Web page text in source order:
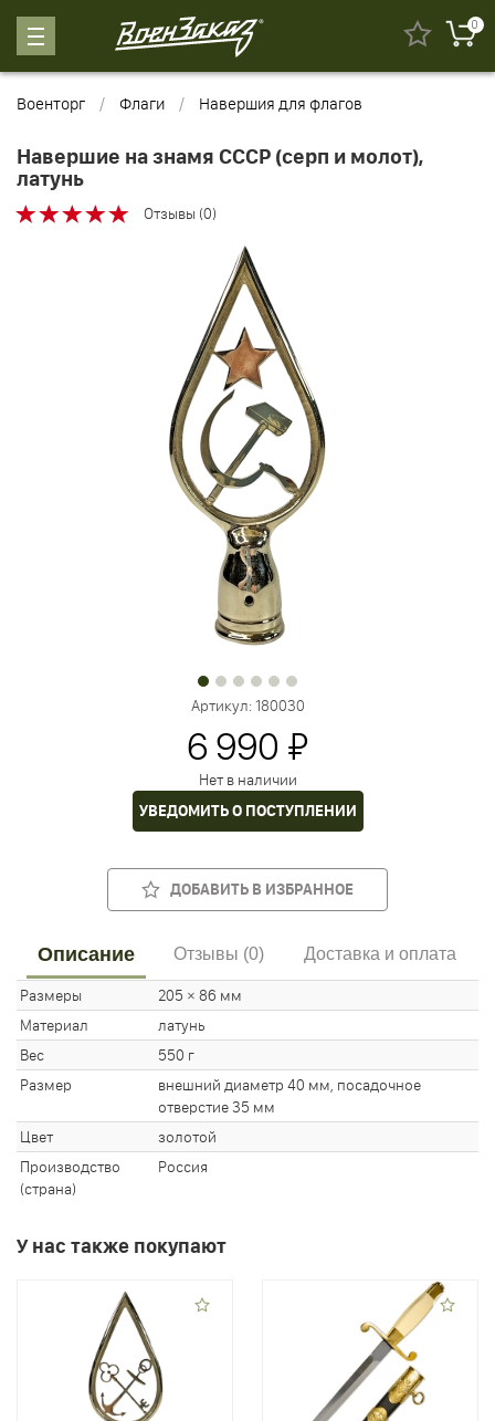
0
Военторг Флаги Навершия для флагов
Навершие на знамя СССР (серп и молот),
латунь
Отзывы (0)
Артикул:180030
6 990 ₽
Нет в наличии
УВЕДОМИТЬ О ПОСТУПЛЕНИИ
ДОБАВИТЬ В ИЗБРАННОЕ
Описание Отзывы (0) Доставка и оплата
Размеры
205 × 86 мм
Материал
латунь
Вес
550 г
Размер
внешний диаметр 40 мм, посадочное
отверстие 35 мм
Цвет
золотой
Производство
(страна)
Россия
У нас также покупают